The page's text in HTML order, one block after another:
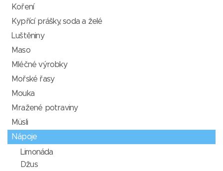
Koření
Kypřící prášky, soda a želé
Luštěniny
Maso
Mléčné výrobky
Mořské řasy
Mouka
Mražené potraviny
Müsli
Nápoje
Limonáda
Džus